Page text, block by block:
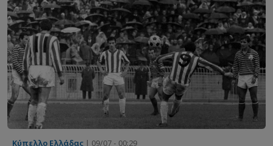
Κύπελλο Ελλάδας | 09/07 - 00:29